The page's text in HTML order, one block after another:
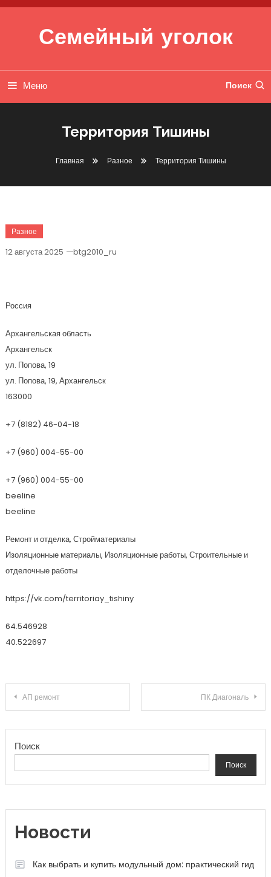
Перейти к содержимому
Семейный уголок
Меню Поиск
Территория Тишины
Главная Разное Территория Тишины
Разное
12 августа 2025 btg2010_ru
Россия
Архангельская область
Архангельск
ул. Попова, 19
ул. Попова, 19, Архангельск
163000
+7 (8182) 46-04-18
+7 (960) 004-55-00
+7 (960) 004-55-00
beeline
beeline
Ремонт и отделка, Стройматериалы
Изоляционные материалы, Изоляционные работы, Строительные и
отделочные работы
https://vk.com/territoriay_tishiny
64.546928
40.522697
Навигация по записям
АП ремонт ПК Диагональ
Поиск
Поиск
Новости
Как выбрать и купить модульный дом: практический гид